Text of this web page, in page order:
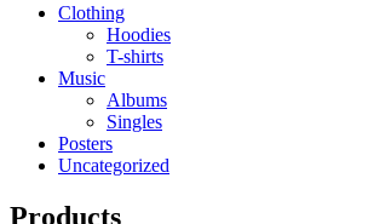
Clothing
Hoodies
T-shirts
Music
Albums
Singles
Posters
Uncategorized
Products